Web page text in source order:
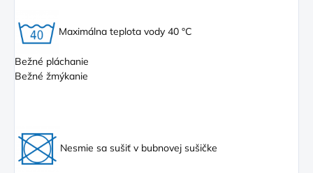
Maximálna teplota vody 40 °C
Bežné pláchanie
Bežné žmýkanie
Nesmie sa sušiť v bubnovej sušičke